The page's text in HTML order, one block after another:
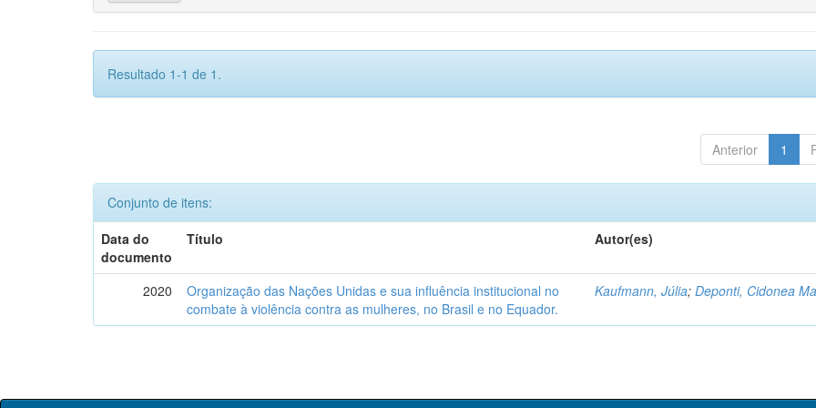
Resultado 1-1 de 1.
Anterior 1
Conjunto de itens:
Data do
documento
Título Autor(es)
2020
Organização das Nações Unidas e sua influência institucional no
combate à violência contra as mulheres, no Brasil e no Equador.
Kaufmann, Júlia;Deponti, Cidonea